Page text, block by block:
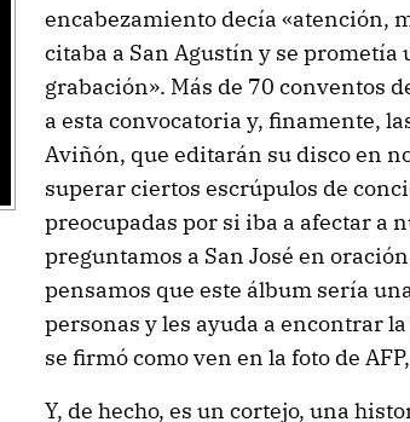
encabezamiento decía «atención,
citaba a San Agustín y se prometía
grabación». Más de 70 conventos
a esta convocatoria y, finamente,
Aviñón, que editarán su disco en
superar ciertos escrúpulos de
preocupadas por si iba a afectar a
preguntamos a San José en
pensamos que este álbum sería
personas y les ayuda a encontrar
se firmó como ven en la foto de
Y, de hecho, es un cortejo, una